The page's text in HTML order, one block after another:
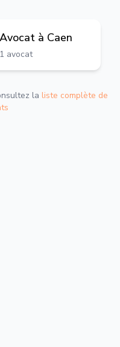
Avocat à Caen
1 avocat
la liste complète de